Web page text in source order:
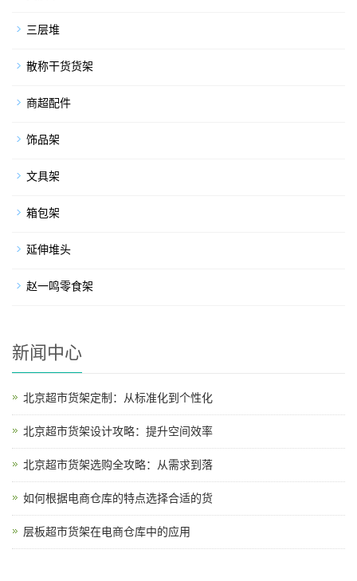
三层堆
散称干货货架
商超配件
饰品架
文具架
箱包架
延伸堆头
赵一鸣零食架
新闻中心
北京超市货架定制：从标准化到个性化
北京超市货架设计攻略：提升空间效率
北京超市货架选购全攻略：从需求到落
如何根据电商仓库的特点选择合适的货
层板超市货架在电商仓库中的应用